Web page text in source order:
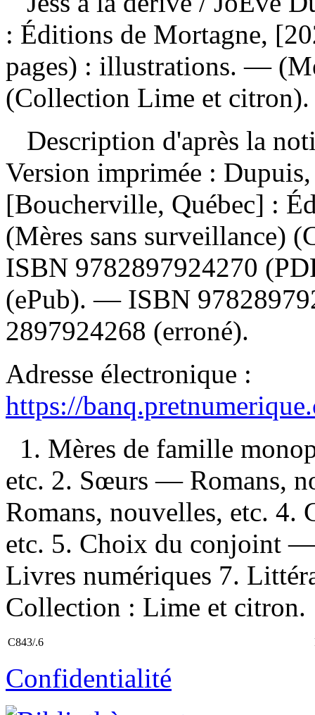
: Éditions de Mortagne,
pages) : illustrations. —
(Collection Lime et citron).
Description d'après la
Version imprimée :
[Boucherville, Québec] :
(Mères sans surveillance)
ISBN 9782897924270
(ePub). — ISBN
2897924268 (erroné).
Adresse électronique :
https://
1. Mères de famille
etc. 2. Sœurs — Romans,
Romans, nouvelles, etc.
etc. 5. Choix du conjoint
Livres numériques 7.
Collection : Lime et citron.
C843/.6
Confidentialité